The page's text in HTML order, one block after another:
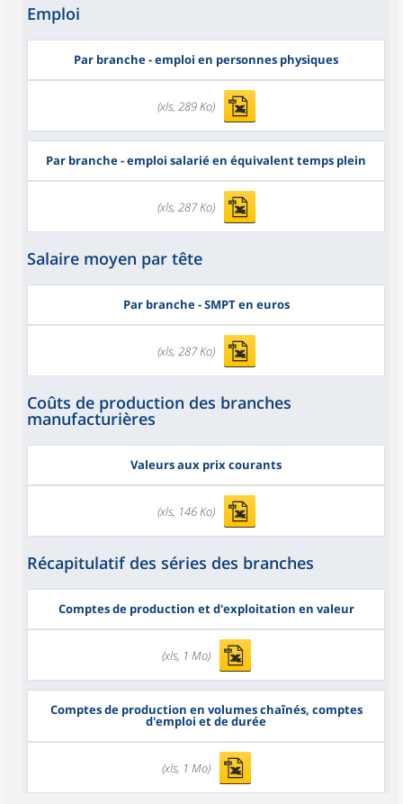
Emploi
Par branche - emploi en personnes physiques
(xls, 289 Ko)
Par branche - emploi salarié en équivalent temps plein
(xls, 287 Ko)
Salaire moyen par tête
Par branche - SMPT en euros
(xls, 287 Ko)
Coûts de production des branches
manufacturières
Valeurs aux prix courants
(xls, 146 Ko)
Récapitulatif des séries des branches
Comptes de production et d'exploitation en valeur
(xls, 1 Mo)
Comptes de production en volumes chaînés, comptes
d'emploi et de durée
(xls, 1 Mo)